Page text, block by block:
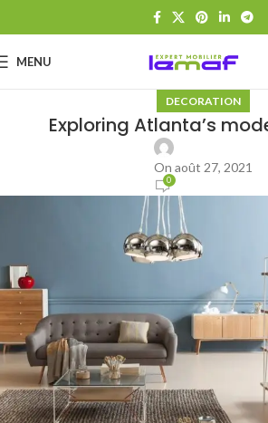
MENU
DECORATION
Exploring Atlanta’s
On août 27, 2021
0